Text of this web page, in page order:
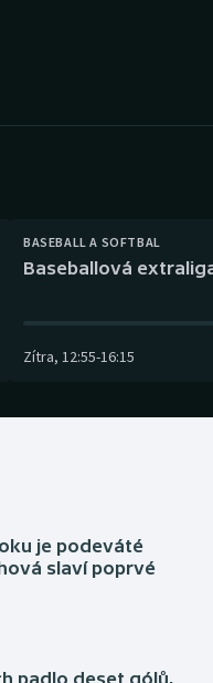
BASEBALL A SOFTBAL
Baseballová
Zítra, 12:55-16:15
je podeváté
slaví poprvé
padlo deset gólů,